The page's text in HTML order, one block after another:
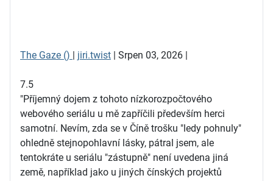
The Gaze () | jiri.twist | Srpen 03, 2026 |
7.5
"Příjemný dojem z tohoto nízkorozpočtového
webového seriálu u mě zapříčili především herci
samotní. Nevím, zda se v Číně trošku "ledy pohnuly"
ohledně stejnopohlavní lásky, pátral jsem, ale
tentokráte u seriálu "zástupně" není uvedena jiná
země, například jako u jiných čínských projektů